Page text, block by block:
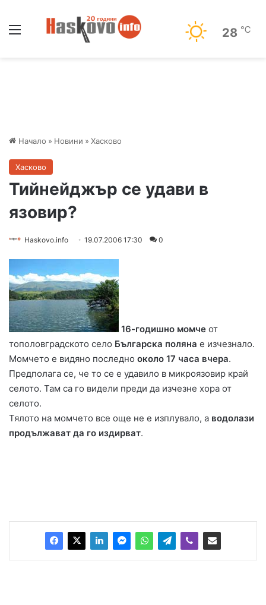
28 ℃
Начало » Новини » Хасково
Хасково
Тийнейджър се удави в
язовир?
Haskovo.info 19.07.2006 17:30 0
16-годишно момче от
тополовградското село Българска поляна е изчезнало.
Момчето е видяно последно около 17 часа вчера.
Предполага се, че то се е удавило в микроязовир край
селото. Там са го видели преди да изчезне хора от
селото.
Тялото на момчето все още не е изплувало, а водолази
продължават да го издирват.